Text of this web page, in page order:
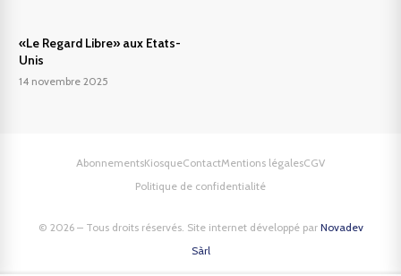
«Le Regard Libre» aux Etats-
Unis
14 novembre 2025
© 2026 – Tous droits réservés. Site internet développé par Novadev
Sàrl
AbonnementsKiosqueContactMentions légalesCGV
Politique de confidentialité